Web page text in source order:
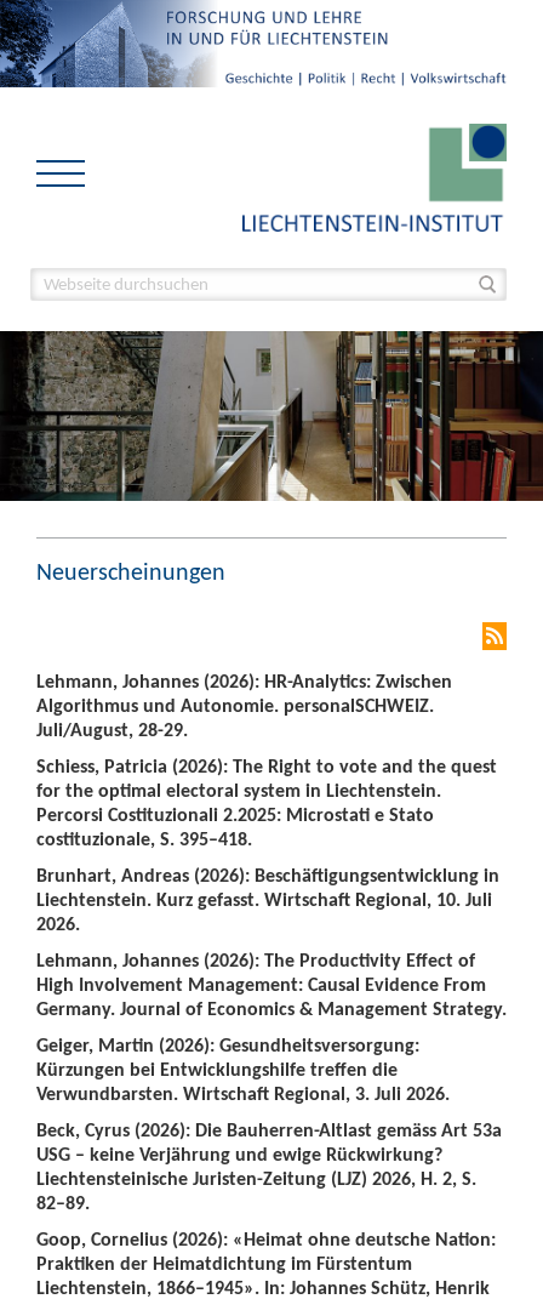
Neuerscheinungen
Lehmann, Johannes (2026): HR-Analytics: Zwischen
Algorithmus und Autonomie. personalSCHWEIZ.
Juli/August, 28-29.
Schiess, Patricia (2026): The Right to vote and the quest
for the optimal electoral system in Liechtenstein.
Percorsi Costituzionali 2.2025: Microstati e Stato
costituzionale, S. 395–418.
Brunhart, Andreas (2026): Beschäftigungsentwicklung in
Liechtenstein. Kurz gefasst. Wirtschaft Regional, 10. Juli
2026.
Lehmann, Johannes (2026): The Productivity Effect of
High Involvement Management: Causal Evidence From
Germany. Journal of Economics & Management Strategy.
Geiger, Martin (2026): Gesundheitsversorgung:
Kürzungen bei Entwicklungshilfe treffen die
Verwundbarsten. Wirtschaft Regional, 3. Juli 2026.
Beck, Cyrus (2026): Die Bauherren-Altlast gemäss Art 53a
USG – keine Verjährung und ewige Rückwirkung?
Liechtensteinische Juristen-Zeitung (LJZ) 2026, H. 2, S.
82–89.
Goop, Cornelius (2026): «Heimat ohne deutsche Nation:
Praktiken der Heimatdichtung im Fürstentum
Liechtenstein, 1866–1945». In: Johannes Schütz, Henrik